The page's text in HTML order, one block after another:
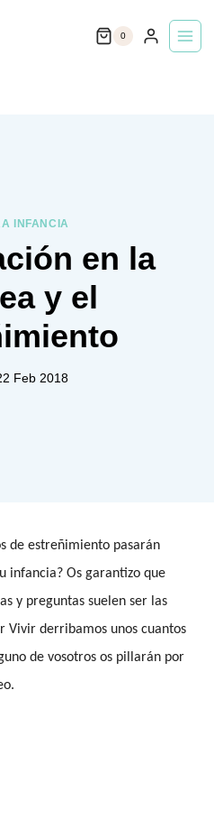
0
INFANCIA
en la
y el
Feb 2018
de estreñimiento pasarán
infancia? Os garantizo que
y preguntas suelen ser las
Vivir derribamos unos cuantos
de vosotros os pillarán por